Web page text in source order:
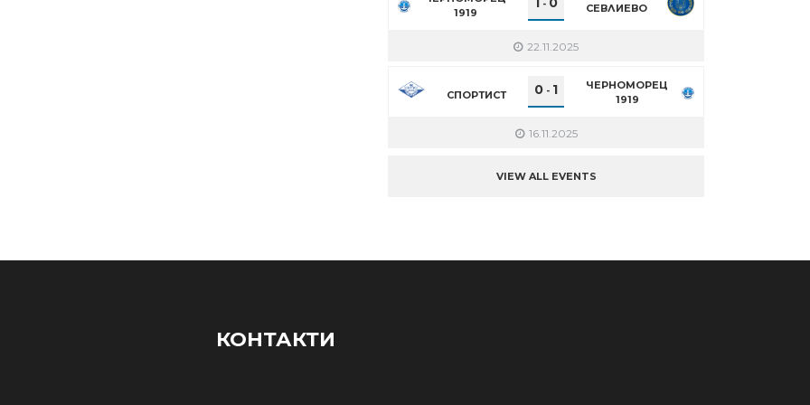
1919
- СЕВЛИЕВО
22.11.2025
СПОРТИСТ 0 - 1
ЧЕРНОМОРЕЦ
1919
16.11.2025
VIEW ALL EVENTS
КОНТАКТИ